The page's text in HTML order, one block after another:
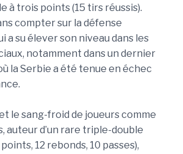
à trois points (15 tirs réussis).
compter sur la défense
a su élever son niveau dans les
notamment dans un dernier
la Serbie a été tenue en échec
le sang-froid de joueurs comme
auteur d’un rare triple-double
12 rebonds, 10 passes),